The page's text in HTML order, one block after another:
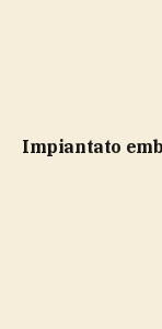
impiantato